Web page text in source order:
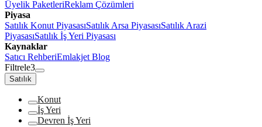
Üyelik PaketleriReklam Çözümleri
Piyasa
Satılık Konut PiyasasıSatılık Arsa PiyasasıSatılık Arazi
PiyasasıSatılık İş Yeri Piyasası
Kaynaklar
Satıcı RehberiEmlakjet Blog
Filtrele3
Satılık
Konut
İş Yeri
Devren İş Yeri